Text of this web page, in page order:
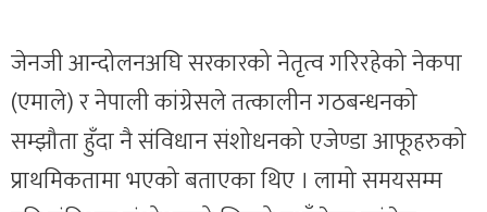
जेनजी आन्दोलनअघि सरकारको नेतृत्व गरिरहेको नेकपा
(एमाले) र नेपाली कांग्रेसले तत्कालीन गठबन्धनको
सम्झौता हुँदा नै संविधान संशोधनको एजेण्डा आफूहरुको
प्राथमिकतामा भएको बताएका थिए । लामो समयसम्म